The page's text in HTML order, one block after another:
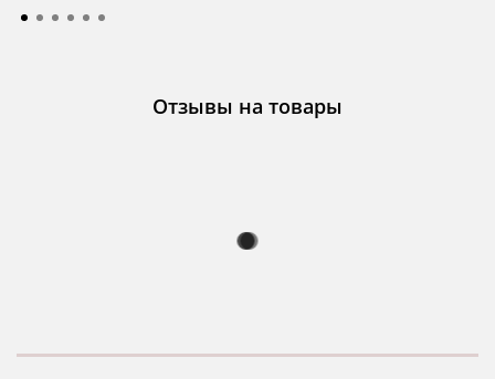
Отзывы на товары